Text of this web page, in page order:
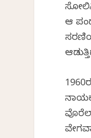
ಆ
ವೊರೆಲ್